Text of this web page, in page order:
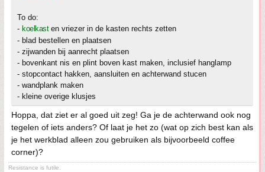
To do:
- koelkasten vriezer in de kasten rechts zetten
- blad bestellen en plaatsen
- zijwanden bij aanrecht plaatsen
- bovenkant nis en plint boven kast maken, inclusief hanglamp
- stopcontact hakken, aansluiten en achterwand stucen
- wandplank maken
- kleine overige klusjes
Hoppa, dat ziet er al goed uit zeg! Ga je de achterwand ook nog
tegelen of iets anders? Of laat je het zo (wat op zich best kan als
je het werkblad alleen zou gebruiken als bijvoorbeeld coffee
corner)?
Resistance is futile.